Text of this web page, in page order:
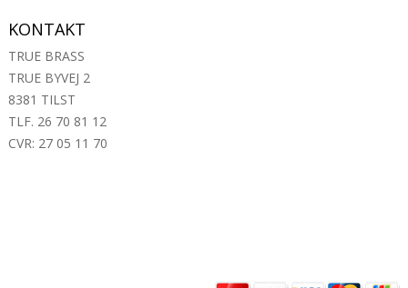
KONTAKT
TRUE BRASS
TRUE BYVEJ 2
8381 TILST
TLF. 26 70 81 12
CVR: 27 05 11 70